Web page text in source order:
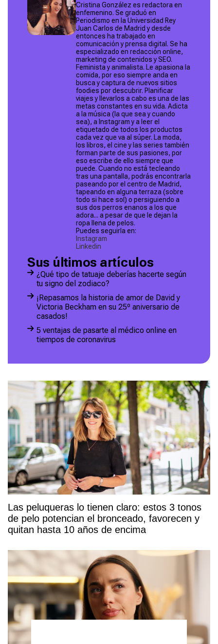
Cristina González es redactora en
enfemenino. Se graduó en
Periodismo en la Universidad Rey
Juan Carlos de Madrid y desde
entonces ha trabajado en
comunicación y prensa digital. Se ha
especializado en redacción online,
marketing de contenidos y SEO.
Feminista y animalista. Le apasiona la
comida, por eso siempre anda en
busca y captura de nuevos sitios
foodies por descubrir. Planificar
viajes y llevarlos a cabo es una de las
metas constantes en su vida. Adicta
a la música (la que sea y cuando
sea), a Instagram y a leer el
etiquetado de todos los productos
cada vez que va al súper. La moda,
los libros, el cine y las series también
forman parte de sus pasiones, por
eso escribe de ello siempre que
puede. ​Cuando no está tecleando
tras una pantalla, podrás encontrarla
paseando por el centro de Madrid,
tapeando en alguna terraza (sobre
todo si hace sol) o persiguiendo a
sus dos perros enanos a los que
adora... a pesar de que le dejan la
ropa llena de pelos.
Puedes seguirla en:
Instagram
Linkedin
Sus últimos artículos
¿Qué tipo de tatuaje deberías hacerte según
tu signo del zodiaco?
¡Repasamos la historia de amor de David y
Victoria Beckham en su 25º aniversario de
casados!
5 ventajas de pasarte al médico online en
tiempos de coronavirus
Las peluqueras lo tienen claro: estos 3 tonos
de pelo potencian el bronceado, favorecen y
quitan hasta 10 años de encima